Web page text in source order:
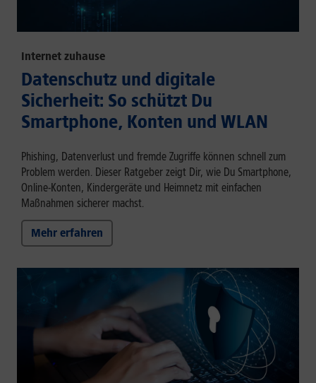
Internet zuhause
Datenschutz und digitale
Sicherheit: So schützt Du
Smartphone, Konten und WLAN
Phishing, Datenverlust und fremde Zugriffe können schnell zum
Problem werden. Dieser Ratgeber zeigt Dir, wie Du Smartphone,
Online-Konten, Kindergeräte und Heimnetz mit einfachen
Maßnahmen sicherer machst.
Mehr erfahren